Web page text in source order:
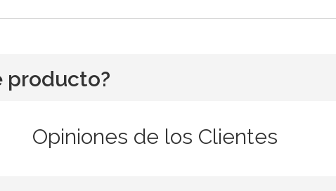
producto?
Opiniones de los Clientes